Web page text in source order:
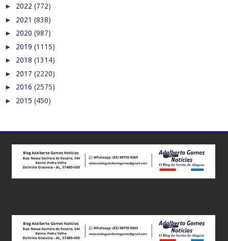
► 2022 (772)
► 2021 (838)
► 2020 (987)
► 2019 (1115)
► 2018 (1314)
► 2017 (2220)
► 2016 (2575)
► 2015 (450)